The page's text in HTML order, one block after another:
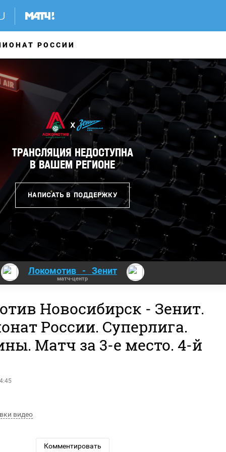
РОССИИ
Локомотив - Зенит
матч-центр
Новосибирск - Зенит.
России. Суперлига.
Матч за 3-е место. 4-й
видео
Комментировать